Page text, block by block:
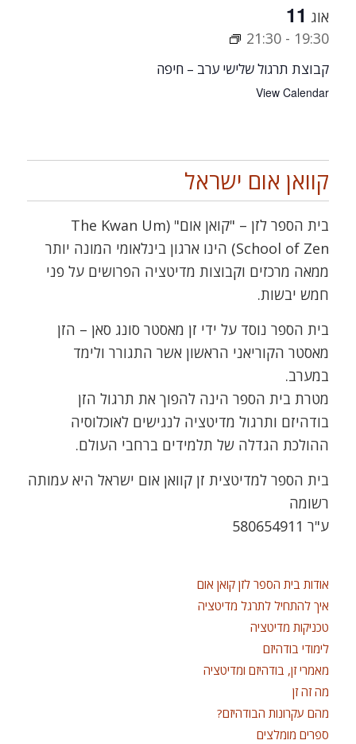
אוג 11
19:30
-
21:30
קבוצת תרגול שלישי ערב – חיפה
View Calendar
קוואן אום ישראל
בית הספר לזן – "קואן אום" (The Kwan Um
School of Zen) הינו ארגון בינלאומי המונה יותר
ממאה מרכזים וקבוצות מדיטציה הפרושים על פני
חמש יבשות.
בית הספר נוסד על ידי זן מאסטר סונג סאן – הזן
מאסטר הקוריאני הראשון אשר התגורר ולימד
במערב.
מטרת בית הספר הינה להפוך את תרגול הזן
בודהיזם ותרגול מדיטציה לנגישים לאוכלוסיה
ההולכת הגדלה של תלמידים ברחבי העולם.
בית הספר למדיטצית זן קוואן אום ישראל היא עמותה
רשומה
ע"ר 580654911
אודות בית הספר לזן קואן אום
איך להתחיל לתרגל מדיטציה
טכניקות מדיטציה
לימודי בודהיזם
מאמרי זן, בודהיזם ומדיטציה
מה זה זן
מהם עקרונות הבודהיזם?
ספרים מומלצים